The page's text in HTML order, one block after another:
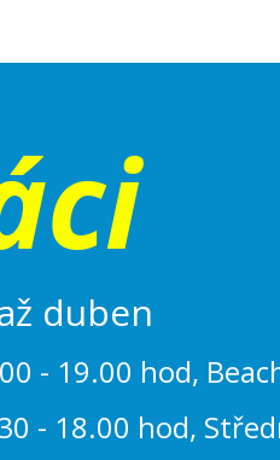
duben
- 19.00 hod,
- 18.00 hod,